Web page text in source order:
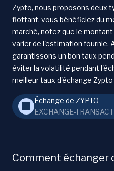
Zypto, nous proposons deux
flottant, vous bénéficiez du
marché, notez que le
varier de l'estimation fournie.
garantissons un bon taux
éviter la volatilité pendant
meilleur taux d'échange
Échange de ZYPTO
EXCHANGE-
Comment échanger